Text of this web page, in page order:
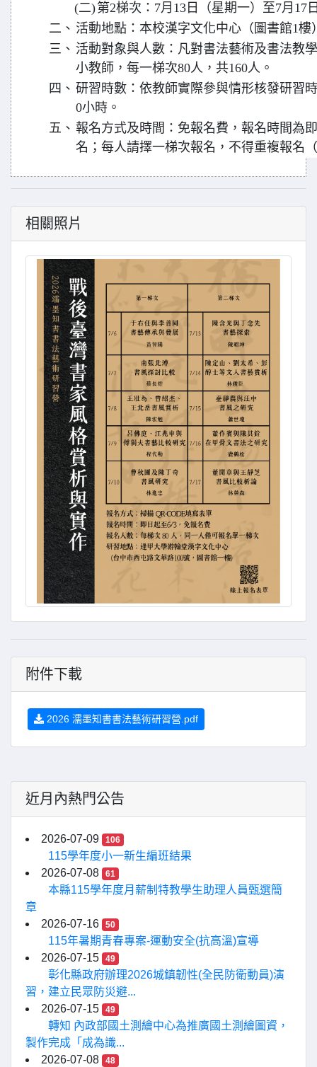
(二)第2梯次：7月13日（星期一）至7月17
二、 活動地點：本校漢字文化中心（圖書館1樓
三、 活動對象與人數：凡對書法藝術及書法教
小教師，每一梯次80人，共160人。
四、 研習時數：依教師實際參與情形核發研習
0小時。
五、 報名方式及時間：免報名費，報名時間為
名；每人請擇一梯次報名，不得重複報名
相關照片
附件下載
2026 濡墨知書書法藝術研習營.pdf
近月內熱門公告
2026-07-09 106
115學年度小一新生編班結果
2026-07-08
61
本縣115學年度月薪制特教學生助理人員甄選簡
章
2026-07-16
50
115年暑期青春專案-運動安全(抗高溫)宣導
2026-07-15
49
彰化縣政府辦理2026城鎮韌性(全民防衛動員)演
習，建立民眾防災避...
2026-07-15
49
轉知 內政部國土測繪中心為推廣國土測繪圖資，
製作完成「成為識...
2026-07-08
48